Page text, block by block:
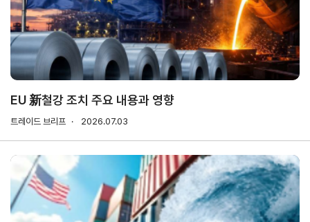
연혁
조직
소개
사업
추진
과제
출자법인
무역센터
현황
안전
보건
경영
경영방침
사회
공헌
활동
EU 新철강 조치 주요 내용과 영향
트레이드 브리프 2026.07.03